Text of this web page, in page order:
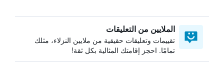
الملايين من التعليقات
تقييمات وتعليقات حقيقية من ملايين النزلاء، مثلك
تمامًا. احجز إقامتك المثالية بكل ثقة!